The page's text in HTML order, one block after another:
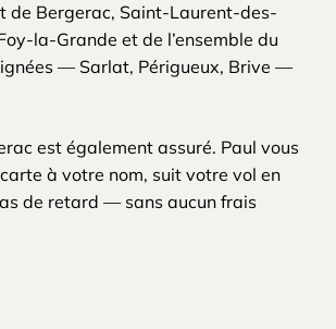
de Bergerac, Saint-Laurent-des-
la-Grande et de l’ensemble du
— Sarlat, Périgueux, Brive —
est également assuré. Paul vous
à votre nom, suit votre vol en
de retard — sans aucun frais